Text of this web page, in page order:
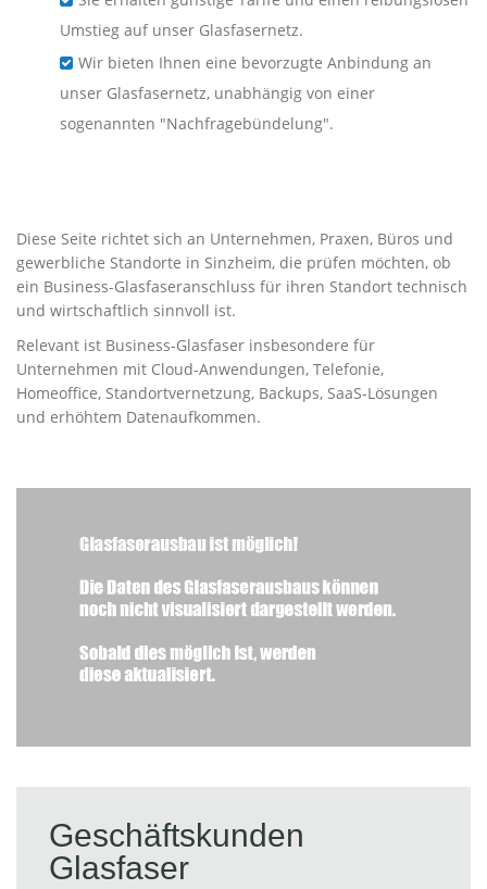
Umstieg auf unser Glasfasernetz.
Wir bieten Ihnen eine bevorzugte Anbindung an
unser Glasfasernetz, unabhängig von einer
sogenannten "Nachfragebündelung".
Diese Seite richtet sich an Unternehmen, Praxen, Büros und
gewerbliche Standorte in Sinzheim, die prüfen möchten, ob
ein Business-Glasfaseranschluss für ihren Standort technisch
und wirtschaftlich sinnvoll ist.
Relevant ist Business-Glasfaser insbesondere für
Unternehmen mit Cloud-Anwendungen, Telefonie,
Homeoffice, Standortvernetzung, Backups, SaaS-Lösungen
und erhöhtem Datenaufkommen.
Geschäftskunden
Glasfaser